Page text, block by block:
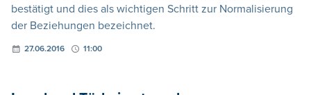
bestätigt und dies als wichtigen Schritt zur Normalisierung
der Beziehungen bezeichnet.
27.06.2016 11:00